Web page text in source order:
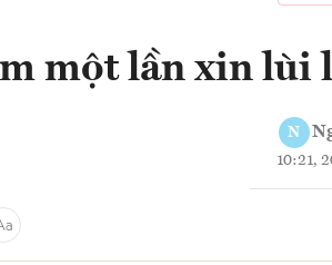
một lần xin lùi
N
10:21,